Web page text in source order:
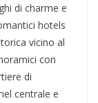
di charme e
hotels
vicino al
con
di
centrale e